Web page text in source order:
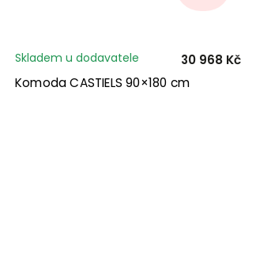
Komoda CASTIELS 90×180 cm
Skladem u dodavatele 30 968 Kč